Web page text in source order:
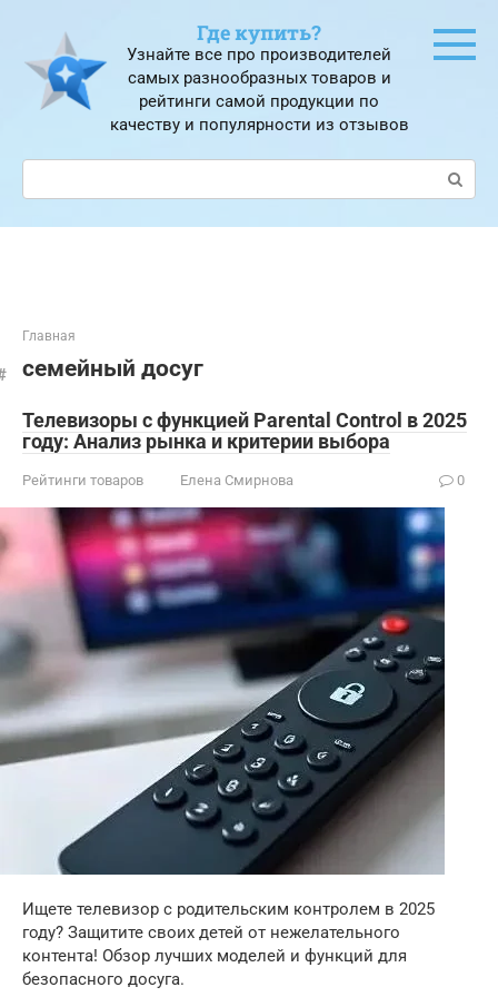
контенту
Где купить?
Узнайте все про производителей
самых разнообразных товаров и
рейтинги самой продукции по
качеству и популярности из отзывов
Поиск:
Главная
семейный досуг
Телевизоры с функцией Parental Control в 2025
году: Анализ рынка и критерии выбора
Рейтинги товаров Елена Смирнова 0
Ищете телевизор с родительским контролем в 2025
году? Защитите своих детей от нежелательного
контента! Обзор лучших моделей и функций для
безопасного досуга.